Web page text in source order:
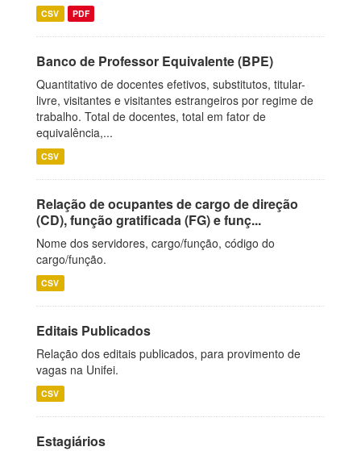
CSV PDF
Banco de Professor Equivalente (BPE)
Quantitativo de docentes efetivos, substitutos, titular-
livre, visitantes e visitantes estrangeiros por regime de
trabalho. Total de docentes, total em fator de
equivalência,...
CSV
Relação de ocupantes de cargo de direção
(CD), função gratificada (FG) e funç...
Nome dos servidores, cargo/função, código do
cargo/função.
CSV
Editais Publicados
Relação dos editais publicados, para provimento de
vagas na Unifei.
CSV
Estagiários